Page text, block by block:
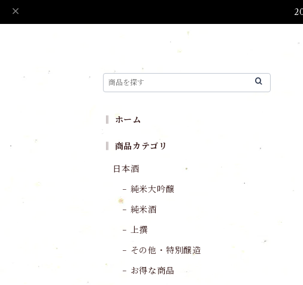
‖ ホーム
‖ 商品カテゴリ
日本酒
− 純米大吟醸
− 純米酒
− 上撰
− その他・特別醸造
− お得な商品